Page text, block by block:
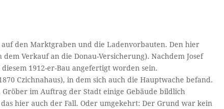
den Marktgraben und die Ladenvorbauten. Den hier
Verkauf an die Donau-Versicherung). Nachdem Josef
1912-er-Bau angefertigt worden sein.
Czichnahaus), in dem sich auch die Hauptwache befand.
im Auftrag der Stadt einige Gebäude bildlich
hier auch der Fall. Oder umgekehrt: Der Grund war kein